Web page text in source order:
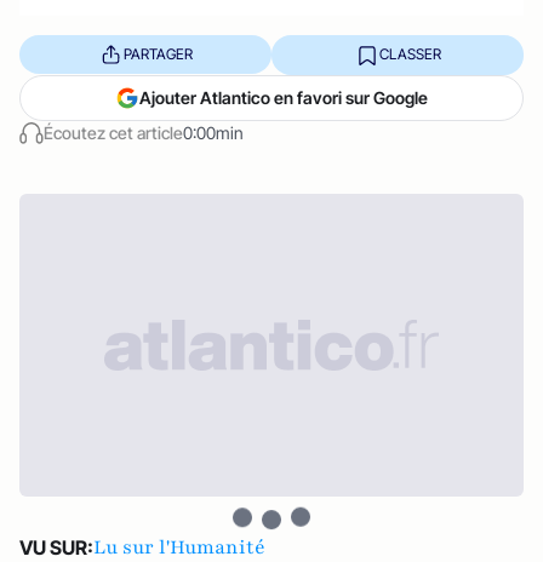
Écoutez cet article0:00min
PARTAGER CLASSER
Ajouter Atlantico en favori sur Google
VU SUR:Lu sur l'Humanité